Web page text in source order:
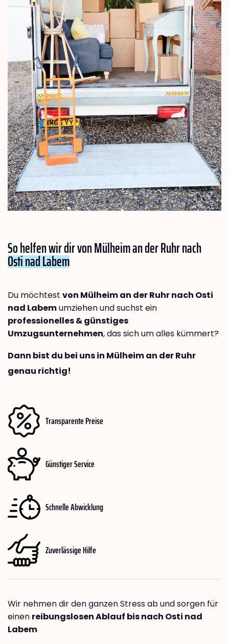
So helfen wir dir von Mülheim an der Ruhr nach
Osti nad Labem
Du möchtest von Mülheim an der Ruhr nach Osti
nad Labemumziehen und suchst ein
professionelles & günstiges
Umzugsunternehmen, das sich um alles kümmert?
Dann bist du bei uns in Mülheim an der Ruhr
genau richtig!
Transparente Preise
Günstiger Service
Schnelle Abwicklung
Zuverlässige Hilfe
Wir nehmen dir den ganzen Stress ab und sorgen für
einen reibungslosen Ablauf bis nach Osti nad
Labem